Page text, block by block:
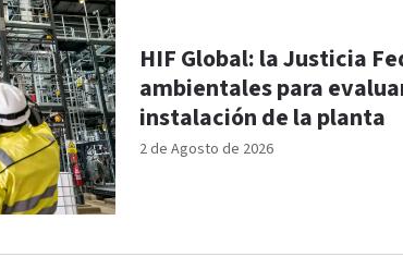
2 de Agosto de 2026
HIF Global: la Justicia
ambientales para
instalación de la planta